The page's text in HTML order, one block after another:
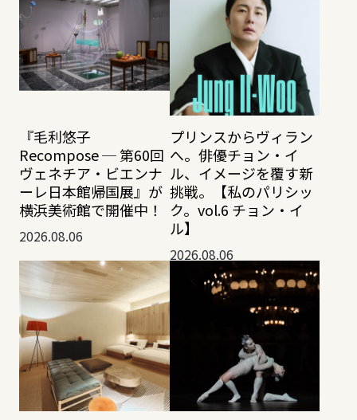
『毛利悠子
Recompose ─ 第60回
ヴェネチア・ビエンナ
ーレ日本館帰国展』が
横浜美術館で開催中！
2026.08.06
プリンスからヴィラン
へ。俳優チョン・イ
ル、イメージを覆す新
挑戦。【私のパリシッ
ク。vol.6 チョン・イ
ル】
2026.08.06